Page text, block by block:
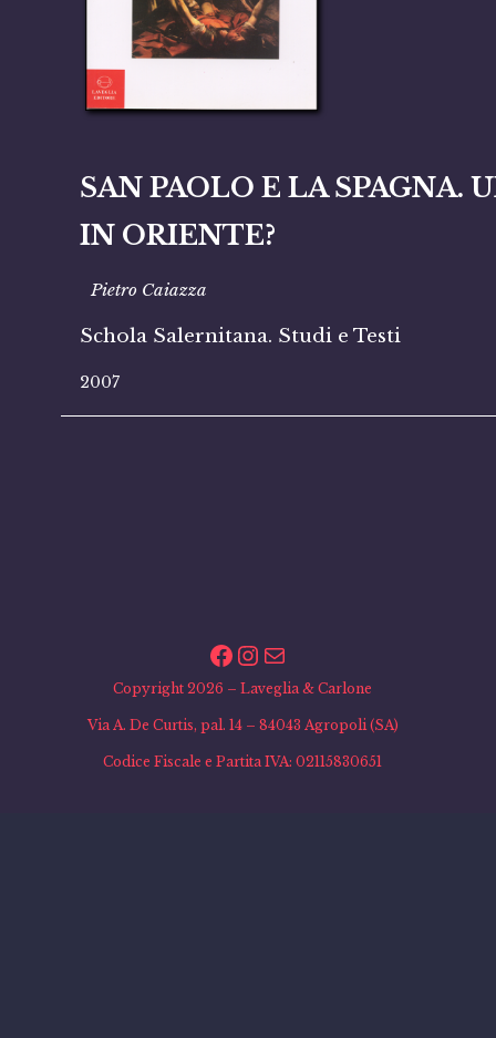
SAN PAOLO E LA SPAGNA.
IN ORIENTE?
Pietro Caiazza
Schola Salernitana. Studi e Testi
2007
Facebook
Instagram
Email
Copyright 2026 – Laveglia & Carlone
Via A. De Curtis, pal. 14 – 84043 Agropoli (SA)
Codice Fiscale e Partita IVA: 02115830651